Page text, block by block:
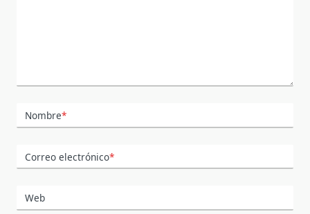
Nombre*
Correo electrónico*
Web